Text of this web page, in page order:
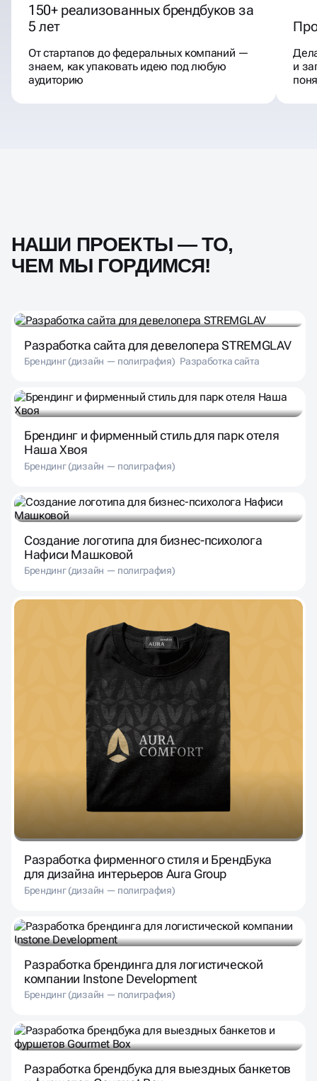
150+ реализованных брендбуков за
5 лет
От стартапов до федеральных компаний —
знаем, как упаковать идею под любую
аудиторию
и
НАШИ ПРОЕКТЫ — ТО,
ЧЕМ МЫ ГОРДИМСЯ!
Разработка сайта для девелопера STREMGLAV
Брендинг (дизайн — полиграфия) Разработка сайта
Брендинг и фирменный стиль для парк отеля
Наша Хвоя
Брендинг (дизайн — полиграфия)
Создание логотипа для бизнес-психолога
Нафиси Машковой
Брендинг (дизайн — полиграфия)
Разработка фирменного стиля и БрендБука
для дизайна интерьеров Aura Group
Брендинг (дизайн — полиграфия)
Разработка брендинга для логистической
компании Instone Development
Брендинг (дизайн — полиграфия)
Разработка брендбука для выездных банкетов